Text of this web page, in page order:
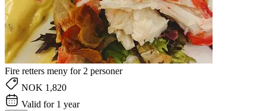
Fire retters meny for 2 personer
NOK 1,820
Valid for 1 year